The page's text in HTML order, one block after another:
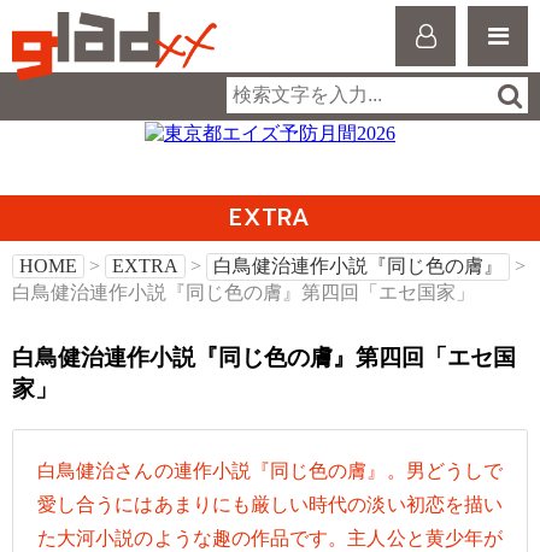
EXTRA
HOME > EXTRA > 白鳥健治連作小説『同じ色の膚』
>
白鳥健治連作小説『同じ色の膚』第四回「エセ国家」
白鳥健治連作小説『同じ色の膚』第四回「エセ国
家」
白鳥健治さんの連作小説『同じ色の膚』。男どうしで
愛し合うにはあまりにも厳しい時代の淡い初恋を描い
た大河小説のような趣の作品です。主人公と黄少年が